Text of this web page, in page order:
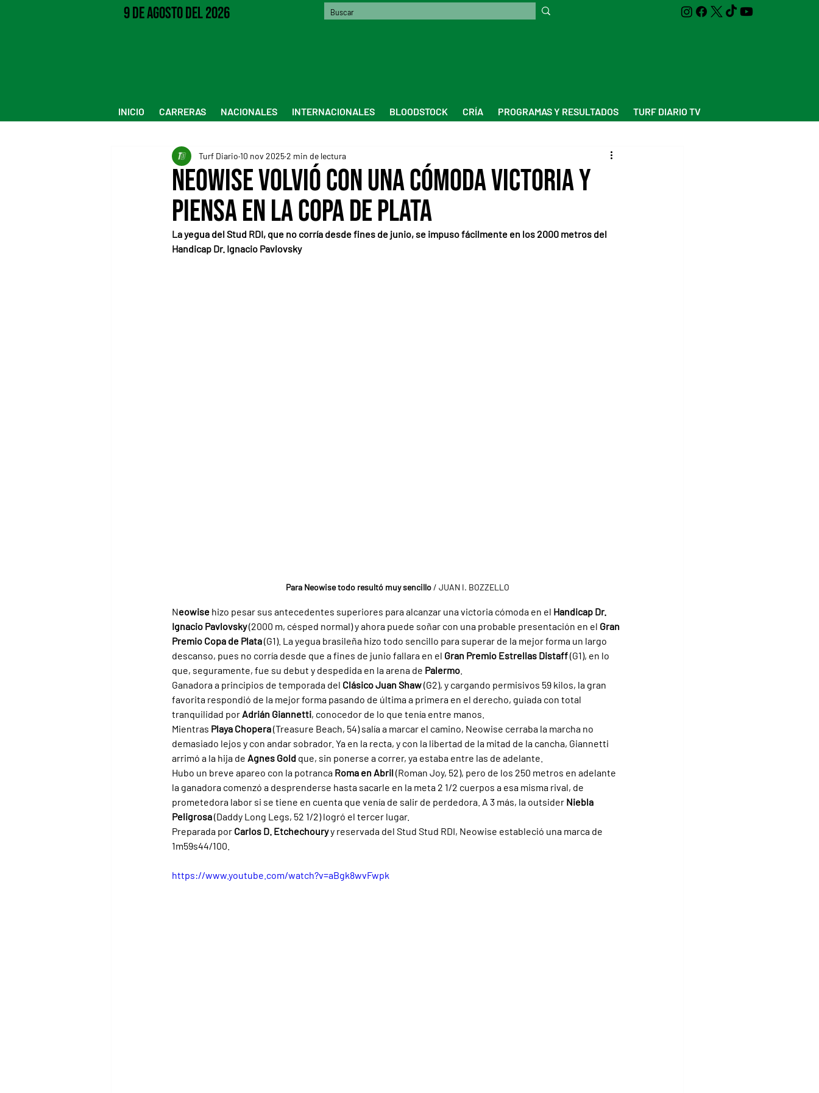
9 de Agosto del 2026
INICIO CARRERAS NACIONALES INTERNACIONALES BLOODSTOCK CRÍA PROGRAMAS Y RESULTADOS TURF DIARIO TV
Neowise volvió con una cómoda victoria y
piensa en la Copa de Plata
Turf Diario 10 nov 20252 min de lectura
La yegua del Stud RDI, que no corría desde fines de junio, se impuso fácilmente en los 2000 metros del
Handicap Dr. Ignacio Pavlovsky
Para Neowise todo resultó muy sencillo / JUAN I. BOZZELLO
Neowise hizo pesar sus antecedentes superiores para alcanzar una victoria cómoda en el Handicap Dr.
Ignacio Pavlovsky (2000 m, césped normal) y ahora puede soñar con una probable presentación en el Gran
Premio Copa de Plata (G1). La yegua brasileña hizo todo sencillo para superar de la mejor forma un largo
descanso, pues no corría desde que a fines de junio fallara en el Gran Premio Estrellas Distaff (G1), en lo
que, seguramente, fue su debut y despedida en la arena de Palermo
Ganadora a principios de temporada del Clásico Juan Shaw (G2), y cargando permisivos 59 kilos, la gran
favorita respondió de la mejor forma pasando de última a primera en el derecho, guiada con total
tranquilidad por Adrián Giannetti, conocedor de lo que tenía entre manos.
Mientras Playa Chopera (Treasure Beach, 54) salía a marcar el camino, Neowise cerraba la marcha no
demasiado lejos y con andar sobrador. Ya en la recta, y con la libertad de la mitad de la cancha, Giannetti
arrimó a la hija de Agnes Gold que, sin ponerse a correr, ya estaba entre las de adelante.
Hubo un breve apareo con la potranca Roma en Abril (Roman Joy, 52), pero de los 250 metros en adelante
la ganadora comenzó a desprenderse hasta sacarle en la meta 2 1/2 cuerpos a esa misma rival, de
prometedora labor si se tiene en cuenta que venía de salir de perdedora. A 3 más, la outsider Niebla
Peligrosa (Daddy Long Legs, 52 1/2) logró el tercer lugar.
Preparada por Carlos D. Etchechoury y reservada del Stud Stud RDI, Neowise estableció una marca de
1m59s44/100.
https://www.youtube.com/watch?v=aBgk8wvFwpk